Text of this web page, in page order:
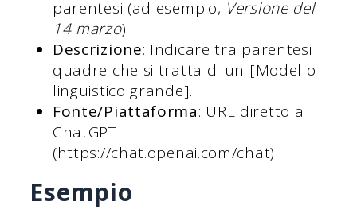
parentesi (ad esempio, Versione del
14 marzo)
Descrizione: Indicare tra parentesi
quadre che si tratta di un [Modello
linguistico grande].
Fonte/Piattaforma: URL diretto a
ChatGPT
(https://chat.openai.com/chat)
Esempio